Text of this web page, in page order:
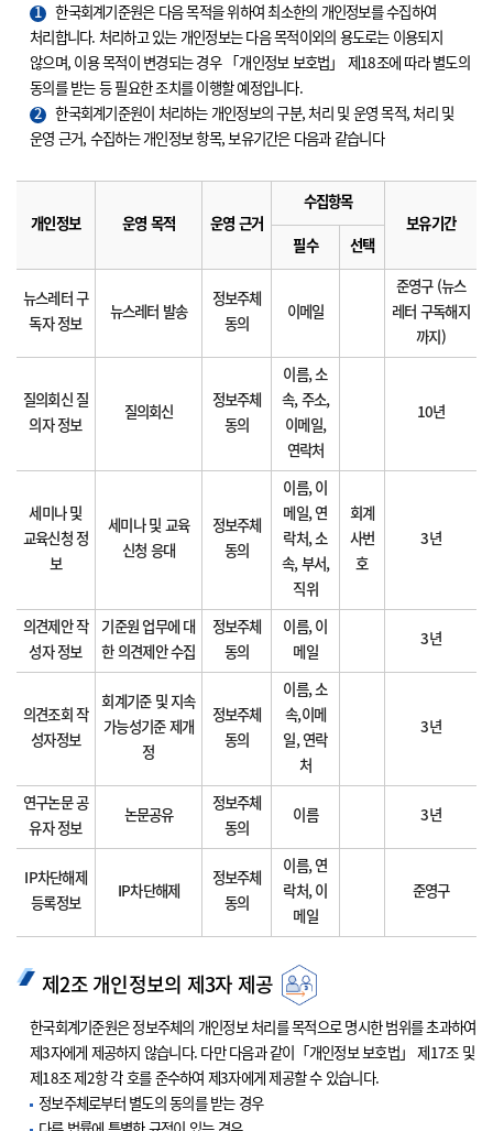
1
한국회계기준원은 다음 목적을 위하여 최소한의 개인정보를 수집하여
처리합니다. 처리하고 있는 개인정보는 다음 목적이외의 용도로는 이용되지
않으며, 이용 목적이 변경되는 경우 「개인정보 보호법」 제18조에 따라 별도의
동의를 받는 등 필요한 조치를 이행할 예정입니다.
2
한국회계기준원이 처리하는 개인정보의 구분, 처리 및 운영 목적, 처리 및
운영 근거, 수집하는 개인정보 항목, 보유기간은 다음과 같습니다
개인정보 운영 목적 운영 근거
수집항목
보유기간
필수
선택
뉴스레터 구
독자 정보
뉴스레터 발송
정보주체
동의
이메일
준영구 (뉴스
레터 구독해지
까지)
질의회신 질
의자 정보
질의회신
정보주체
동의
이름, 소
속, 주소,
이메일,
연락처
10년
세미나 및
교육신청 정
보
세미나 및 교육
신청 응대
정보주체
동의
이름, 이
메일, 연
락처, 소
속, 부서,
직위
회계
사번
호
3년
의견제안 작
성자 정보
기준원 업무에 대
한 의견제안 수집
정보주체
동의
이름, 이
메일
3년
의견조회 작
성자정보
회계기준 및 지속
가능성기준 제개
정
정보주체
동의
이름, 소
속,이메
일, 연락
처
3년
연구논문 공
유자 정보
논문공유
정보주체
동의
이름 3년
IP차단해제
등록정보
IP차단해제
정보주체
동의
이름, 연
락처, 이
메일
준영구
제2조 개인정보의 제3자 제공
한국회계기준원은 정보주체의 개인정보 처리를 목적으로 명시한 범위를 초과하여
제3자에게 제공하지 않습니다. 다만 다음과 같이「개인정보 보호법」 제17조 및
제18조 제2항 각 호를 준수하여 제3자에게 제공할 수 있습니다.
정보주체로부터 별도의 동의를 받는 경우